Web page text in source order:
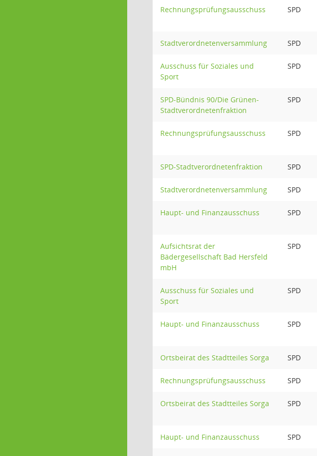
Rechnungsprüfungsausschuss SPD
Stadtverordnetenversammlung SPD
Ausschuss für Soziales und
Sport
SPD
SPD-Bündnis 90/Die Grünen-
Stadtverordnetenfraktion
SPD
Rechnungsprüfungsausschuss SPD
SPD-Stadtverordnetenfraktion SPD
Stadtverordnetenversammlung SPD
Haupt- und Finanzausschuss SPD
Aufsichtsrat der
Bädergesellschaft Bad Hersfeld
mbH
SPD
Ausschuss für Soziales und
Sport
SPD
Haupt- und Finanzausschuss SPD
Ortsbeirat des Stadtteiles Sorga SPD
Rechnungsprüfungsausschuss SPD
Ortsbeirat des Stadtteiles Sorga SPD
Haupt- und Finanzausschuss SPD